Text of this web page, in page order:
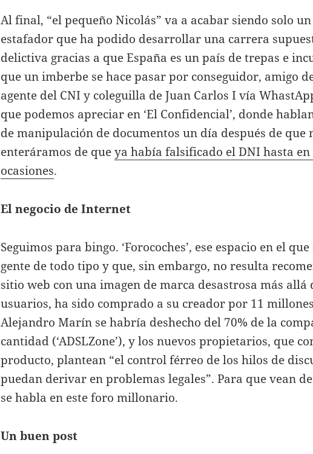
Al final, “el pequeño Nicolás” va a acabar siendo solo
estafador que ha podido desarrollar una carrera
delictiva gracias a que España es un país de trepas e
que un imberbe se hace pasar por conseguidor, amigo
agente del CNI y coleguilla de Juan Carlos I vía
que podemos apreciar en ‘El Confidencial’, donde
de manipulación de documentos un día después de que
enteráramos de queya había falsificado el DNI hasta en
ocasiones.
El negocio de Internet
Seguimos para bingo. ‘Forocoches’, ese espacio en el
gente de todo tipo y que, sin embargo, no resulta
sitio web con una imagen de marca desastrosa más allá
usuarios, ha sido comprado a su creador por 11
Alejandro Marín se habría deshecho del 70% de la
cantidad (‘ADSLZone’), y los nuevos propietarios, que
producto, plantean “el control férreo de los hilos de
puedan derivar en problemas legales”. Para que vean
se habla en este foro millonario.
Un buen post